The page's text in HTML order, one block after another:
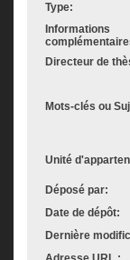
Type:
Informations
Directeur de
Mots-clés ou
Unité
Déposé par:
Date de dépôt:
Dernière